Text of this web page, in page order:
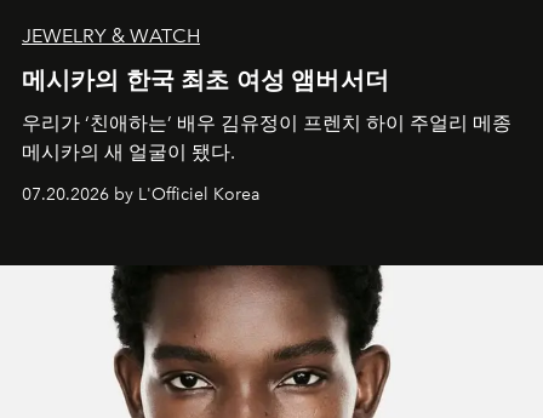
JEWELRY & WATCH
메시카의 한국 최초 여성 앰버서더
우리가 ‘친애하는’ 배우 김유정이 프렌치 하이 주얼리 메종
메시카의 새 얼굴이 됐다.
07.20.2026 by L'Officiel Korea